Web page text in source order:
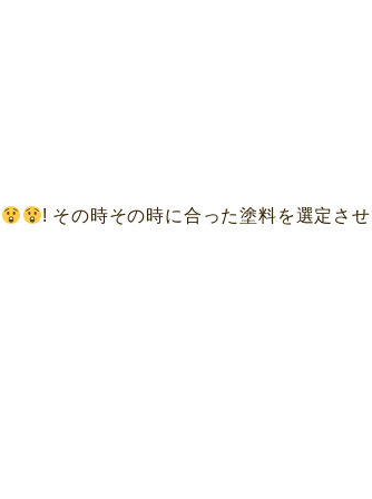
! その時その時に合った塗料を選定さ